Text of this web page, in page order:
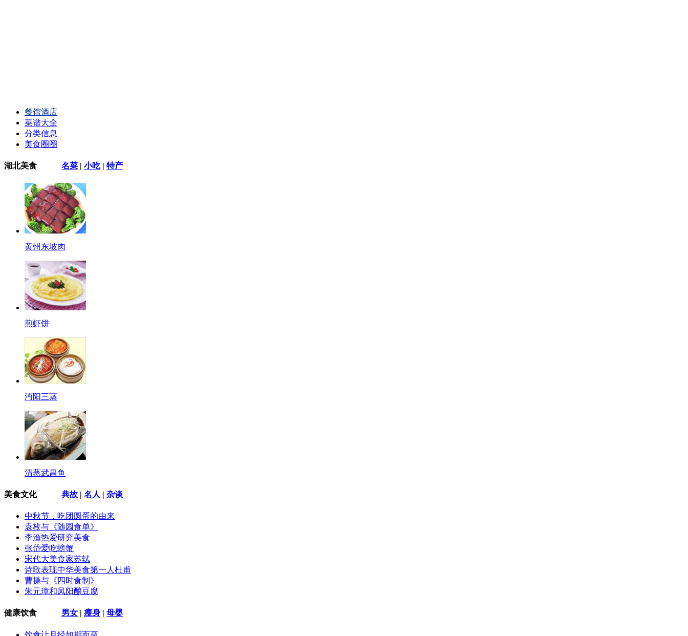
餐馆酒店
菜谱大全
分类信息
美食圈圈
湖北美食 名菜 | 小吃| 特产
黄州东坡肉
煎虾饼
沔阳三蒸
清蒸武昌鱼
美食文化 典故 | 名人 | 杂谈
中秋节，吃团圆蛋的由来
袁枚与《随园食单》
李渔热爱研究美食
张岱爱吃螃蟹
宋代大美食家苏轼
诗歌表现中华美食第一人杜甫
曹操与《四时食制》
朱元璋和凤阳酿豆腐
健康饮食 男女 | 瘦身 | 母婴